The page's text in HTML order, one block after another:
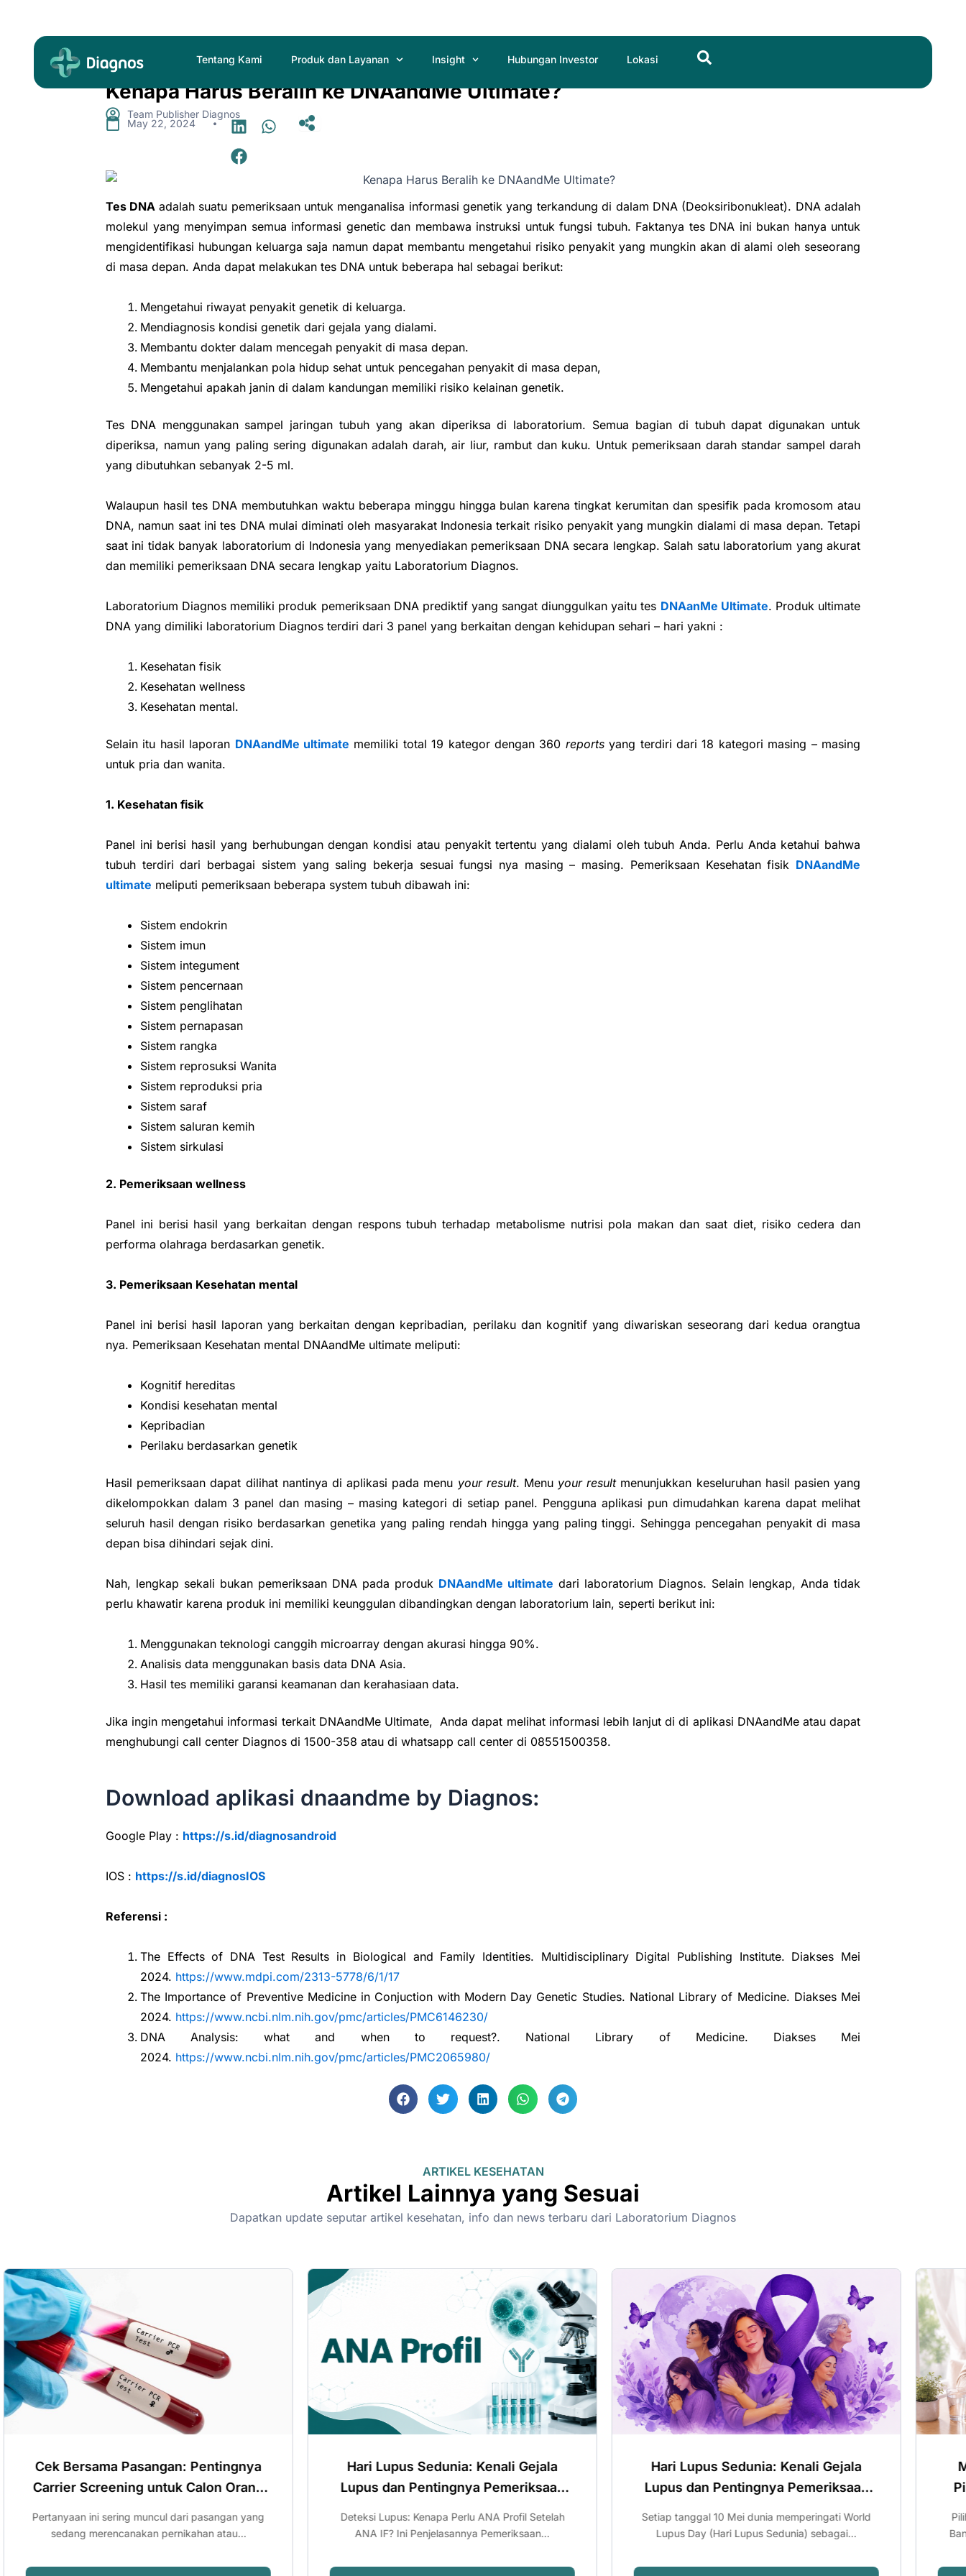
content
Tentang Kami Produk dan Layanan Insight Hubungan Investor Lokasi
Kenapa Harus Beralih ke DNAandMe Ultimate?
Team Publisher Diagnos
May 22, 2024 .
Tes DNA adalah suatu pemeriksaan untuk menganalisa informasi genetik yang terkandung di dalam DNA (Deoksiribonukleat). DNA adalah
molekul yang menyimpan semua informasi genetic dan membawa instruksi untuk fungsi tubuh. Faktanya tes DNA ini bukan hanya untuk
mengidentifikasi hubungan keluarga saja namun dapat membantu mengetahui risiko penyakit yang mungkin akan di alami oleh seseorang
di masa depan. Anda dapat melakukan tes DNA untuk beberapa hal sebagai berikut:
Mengetahui riwayat penyakit genetik di keluarga.
Mendiagnosis kondisi genetik dari gejala yang dialami.
Membantu dokter dalam mencegah penyakit di masa depan.
Membantu menjalankan pola hidup sehat untuk pencegahan penyakit di masa depan,
Mengetahui apakah janin di dalam kandungan memiliki risiko kelainan genetik.
Tes DNA menggunakan sampel jaringan tubuh yang akan diperiksa di laboratorium. Semua bagian di tubuh dapat digunakan untuk
diperiksa, namun yang paling sering digunakan adalah darah, air liur, rambut dan kuku. Untuk pemeriksaan darah standar sampel darah
yang dibutuhkan sebanyak 2-5 ml.
Walaupun hasil tes DNA membutuhkan waktu beberapa minggu hingga bulan karena tingkat kerumitan dan spesifik pada kromosom atau
DNA, namun saat ini tes DNA mulai diminati oleh masyarakat Indonesia terkait risiko penyakit yang mungkin dialami di masa depan. Tetapi
saat ini tidak banyak laboratorium di Indonesia yang menyediakan pemeriksaan DNA secara lengkap. Salah satu laboratorium yang akurat
dan memiliki pemeriksaan DNA secara lengkap yaitu Laboratorium Diagnos.
Laboratorium Diagnos memiliki produk pemeriksaan DNA prediktif yang sangat diunggulkan yaitu tes DNAanMe Ultimate. Produk ultimate
DNA yang dimiliki laboratorium Diagnos terdiri dari 3 panel yang berkaitan dengan kehidupan sehari – hari yakni :
Kesehatan fisik
Kesehatan wellness
Kesehatan mental.
Selain itu hasil laporan DNAandMe ultimate memiliki total 19 kategor dengan 360 reportsyang terdiri dari 18 kategori masing – masing
untuk pria dan wanita.
1. Kesehatan fisik
Panel ini berisi hasil yang berhubungan dengan kondisi atau penyakit tertentu yang dialami oleh tubuh Anda. Perlu Anda ketahui bahwa
tubuh terdiri dari berbagai sistem yang saling bekerja sesuai fungsi nya masing – masing. Pemeriksaan Kesehatan fisik DNAandMe
ultimate meliputi pemeriksaan beberapa system tubuh dibawah ini:
Sistem endokrin
Sistem imun
Sistem integument
Sistem pencernaan
Sistem penglihatan
Sistem pernapasan
Sistem rangka
Sistem reprosuksi Wanita
Sistem reproduksi pria
Sistem saraf
Sistem saluran kemih
Sistem sirkulasi
2. Pemeriksaan wellness
Panel ini berisi hasil yang berkaitan dengan respons tubuh terhadap metabolisme nutrisi pola makan dan saat diet, risiko cedera dan
performa olahraga berdasarkan genetik.
3. Pemeriksaan Kesehatan mental
Panel ini berisi hasil laporan yang berkaitan dengan kepribadian, perilaku dan kognitif yang diwariskan seseorang dari kedua orangtua
nya. Pemeriksaan Kesehatan mental DNAandMe ultimate meliputi:
Kognitif hereditas
Kondisi kesehatan mental
Kepribadian
Perilaku berdasarkan genetik
Hasil pemeriksaan dapat dilihat nantinya di aplikasi pada menu your result. Menu your resultmenunjukkan keseluruhan hasil pasien yang
dikelompokkan dalam 3 panel dan masing – masing kategori di setiap panel. Pengguna aplikasi pun dimudahkan karena dapat melihat
seluruh hasil dengan risiko berdasarkan genetika yang paling rendah hingga yang paling tinggi. Sehingga pencegahan penyakit di masa
depan bisa dihindari sejak dini.
Nah, lengkap sekali bukan pemeriksaan DNA pada produk DNAandMe ultimate dari laboratorium Diagnos. Selain lengkap, Anda tidak
perlu khawatir karena produk ini memiliki keunggulan dibandingkan dengan laboratorium lain, seperti berikut ini:
Menggunakan teknologi canggih microarray dengan akurasi hingga 90%.
Analisis data menggunakan basis data DNA Asia.
Hasil tes memiliki garansi keamanan dan kerahasiaan data.
Jika ingin mengetahui informasi terkait DNAandMe Ultimate, Anda dapat melihat informasi lebih lanjut di di aplikasi DNAandMe atau dapat
menghubungi call center Diagnos di 1500-358 atau di whatsapp call center di 08551500358.
Download aplikasi dnaandme by Diagnos:
Google Play : https://s.id/diagnosandroid
IOS : https://s.id/diagnosIOS
Referensi :
The Effects of DNA Test Results in Biological and Family Identities. Multidisciplinary Digital Publishing Institute. Diakses Mei
2024. https://www.mdpi.com/2313-5778/6/1/17
The Importance of Preventive Medicine in Conjuction with Modern Day Genetic Studies. National Library of Medicine. Diakses Mei
2024. https://www.ncbi.nlm.nih.gov/pmc/articles/PMC6146230/
DNA Analysis: what and when to request?. National Library of Medicine. Diakses Mei
2024. https://www.ncbi.nlm.nih.gov/pmc/articles/PMC2065980/
ARTIKEL KESEHATAN
Artikel Lainnya yang Sesuai
Dapatkan update seputar artikel kesehatan, info dan news terbaru dari Laboratorium Diagnos
Hari Lupus Sedunia: Kenali Gejala
Lupus dan Pentingnya Pemeriksaan
Deteksi Lupus: Kenapa Perlu ANA Profil Setelah
ANA IF? Ini Penjelasannya Pemeriksaan...
Hari Lupus Sedunia: Kenali Gejala
Lupus dan Pentingnya Pemeriksaan
Setiap tanggal 10 Mei dunia memperingati World
Lupus Day (Hari Lupus Sedunia) sebagai...
Merencanakan Kehamilan Sehat:
Pilihan Setelah Mengetahui Risiko
Pilihan Setelah Mengetahui Risiko Thalassemia
Banyak pasangan mempersiapkan kehamilan...